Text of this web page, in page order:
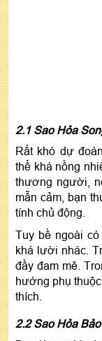
2.1 Sao Hỏa
Rất khó dự
thể khá nồng
thương người,
mẫn cảm, bạn
tính chủ động.
Tuy bề ngoài
khá lười nhác.
đầy đam mê.
hướng phụ
thích.
2.2 Sao Hỏa